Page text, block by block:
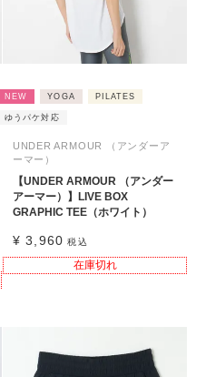
NEW YOGA PILATES
ゆうパケ対応
UNDER ARMOUR （アンダーア
ーマー）
【UNDER ARMOUR （アンダー
アーマー）】LIVE BOX
GRAPHIC TEE（ホワイト）
¥ 3,960 税込
在庫切れ